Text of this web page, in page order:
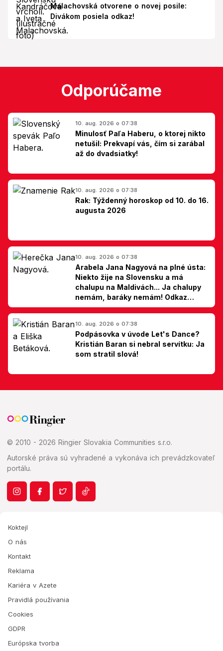
Malachovská otvorene o novej posile:
Divákom posiela odkaz!
Odporúčame
10. aug. 2026 o 07:38
Minulosť Paľa Haberu, o ktorej nikto
netušil: Prekvapí vás, čím si zarábal
až do dvadsiatky!
10. aug. 2026 o 07:38
Rak: Týždenný horoskop od 10. do 16.
augusta 2026
10. aug. 2026 o 07:38
Arabela Jana Nagyová na plné ústa:
Niekto žije na Slovensku a má
chalupu na Maldivách... Ja chalupy
nemám, baráky nemám! Odkaz
Slovákom
10. aug. 2026 o 07:38
Podpásovka v úvode Let's Dance?
Kristián Baran si nebral servítku: Ja
som stratil slová!
© 2010 - 2026 Ringier Slovakia Communities s.r.o.
Autorské práva sú vyhradené a vykonáva ich prevádzkovateľ
portálu.
Koktejl
O nás
Kontakt
Reklama
Kariéra v Azete
Pravidlá používania
Cookies
GDPR
Európska tvorba